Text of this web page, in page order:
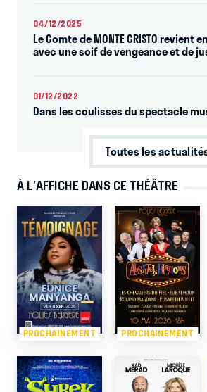
04/12/2025
Le Comte de MONTE CRISTO revient
avec une soif de vengeance et de
01/12/2022
Dans les coulisses du spectacle
Toutes les
À L’AFFICHE DANS CE THÉÂTRE
PROCHAINEMENT PROCHAINEMENT